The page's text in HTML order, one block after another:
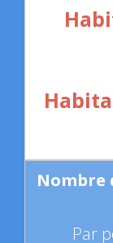
Par